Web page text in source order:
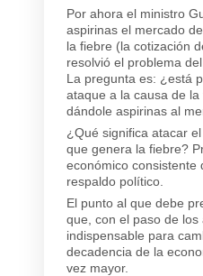
Por ahora el ministro
aspirinas el mercado
la fiebre (la cotización
resolvió el problema
La pregunta es: ¿está
ataque a la causa de
dándole aspirinas al
¿Qué significa atacar
que genera la fiebre?
económico consistente
respaldo político.
El punto al que debe
que, con el paso de
indispensable para
decadencia de la
vez mayor.